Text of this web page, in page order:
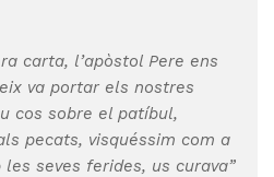
carta, l’apòstol Pere ens
va portar els nostres
cos sobre el patíbul,
pecats, visquéssim com a
seves ferides, us curava”